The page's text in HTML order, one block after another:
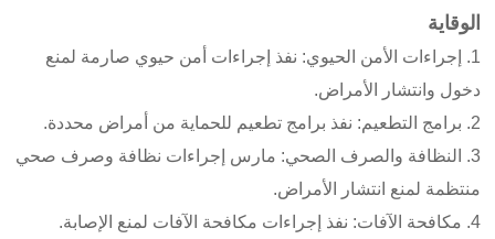
الوقاية
1. إجراءات الأمن الحيوي: نفذ إجراءات أمن حيوي صارمة لمنع
دخول وانتشار الأمراض.
2. برامج التطعيم: نفذ برامج تطعيم للحماية من أمراض محددة.
3. النظافة والصرف الصحي: مارس إجراءات نظافة وصرف صحي
منتظمة لمنع انتشار الأمراض.
4. مكافحة الآفات: نفذ إجراءات مكافحة الآفات لمنع الإصابة.